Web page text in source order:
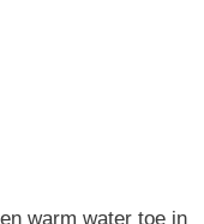
en warm water toe in